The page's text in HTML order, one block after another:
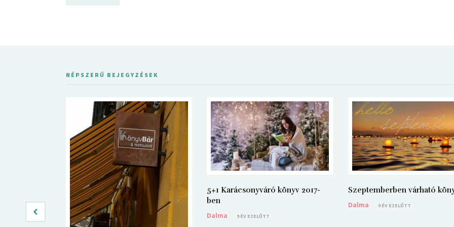
NÉPSZERŰ BEJEGYZÉSEK
5+1 Karácsonyváró könyv 2017-
ben
Dalma
9 ÉV EZELŐTT
Szeptemberben várható
Dalma
9 ÉV EZELŐTT